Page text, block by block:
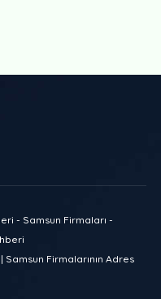
- Samsun Firmaları -
Firmalarının Adres